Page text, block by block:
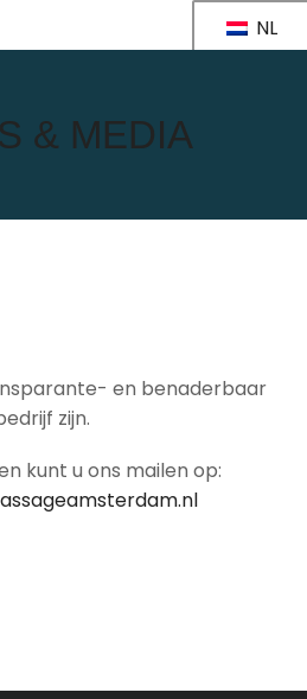
NL
& MEDIA
en benaderbaar
zijn.
kunt u ons mailen op: